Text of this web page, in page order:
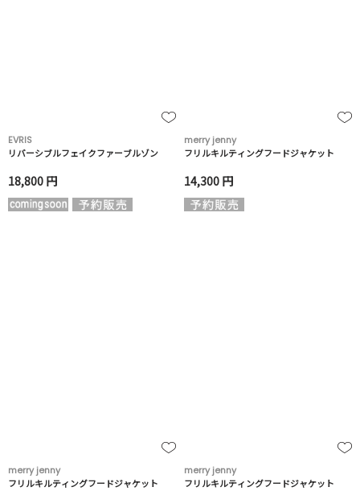
EVRIS
リバーシブルフェイクファーブルゾン
18,800 円
merry jenny
フリルキルティングフードジャケット
14,300 円
merry jenny
フリルキルティングフードジャケット
merry jenny
フリルキルティングフードジャケット